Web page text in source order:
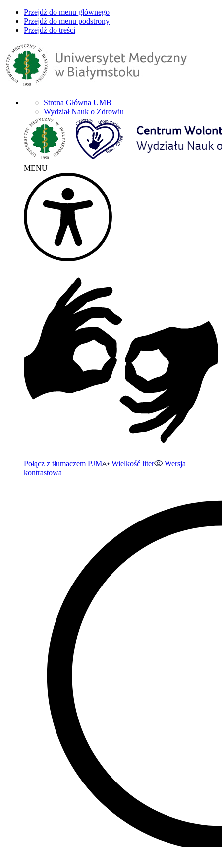
Przejdź do menu głównego
Przejdź do menu podstrony
Przejdź do treści
Strona Główna UMB
Wydział Nauk o Zdrowiu
MENU
Połącz z tłumaczem PJM Wielkość liter
Wersja
kontrastowa